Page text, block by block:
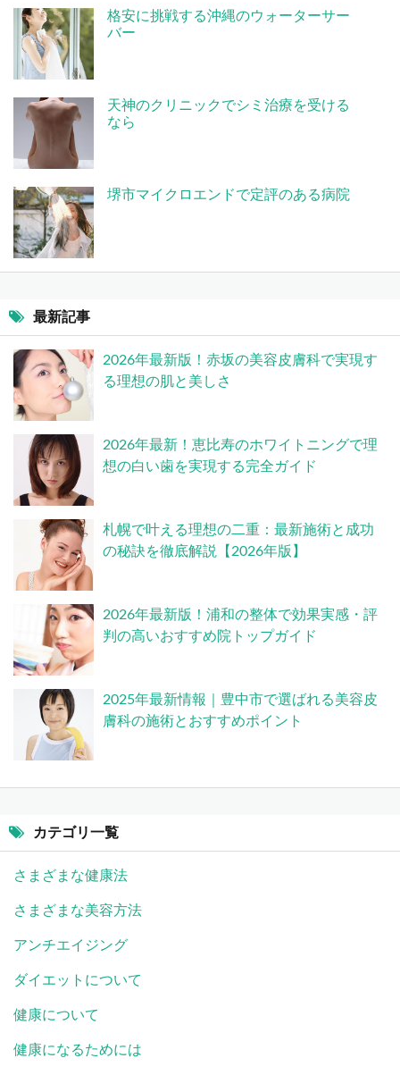
格安に挑戦する沖縄のウォーターサー
バー
天神のクリニックでシミ治療を受ける
なら
堺市マイクロエンドで定評のある病院
最新記事
2026年最新版！赤坂の美容皮膚科で実現す
る理想の肌と美しさ
2026年最新！恵比寿のホワイトニングで理
想の白い歯を実現する完全ガイド
札幌で叶える理想の二重：最新施術と成功
の秘訣を徹底解説【2026年版】
2026年最新版！浦和の整体で効果実感・評
判の高いおすすめ院トップガイド
2025年最新情報｜豊中市で選ばれる美容皮
膚科の施術とおすすめポイント
カテゴリ一覧
さまざまな健康法
さまざまな美容方法
アンチエイジング
ダイエットについて
健康について
健康になるためには